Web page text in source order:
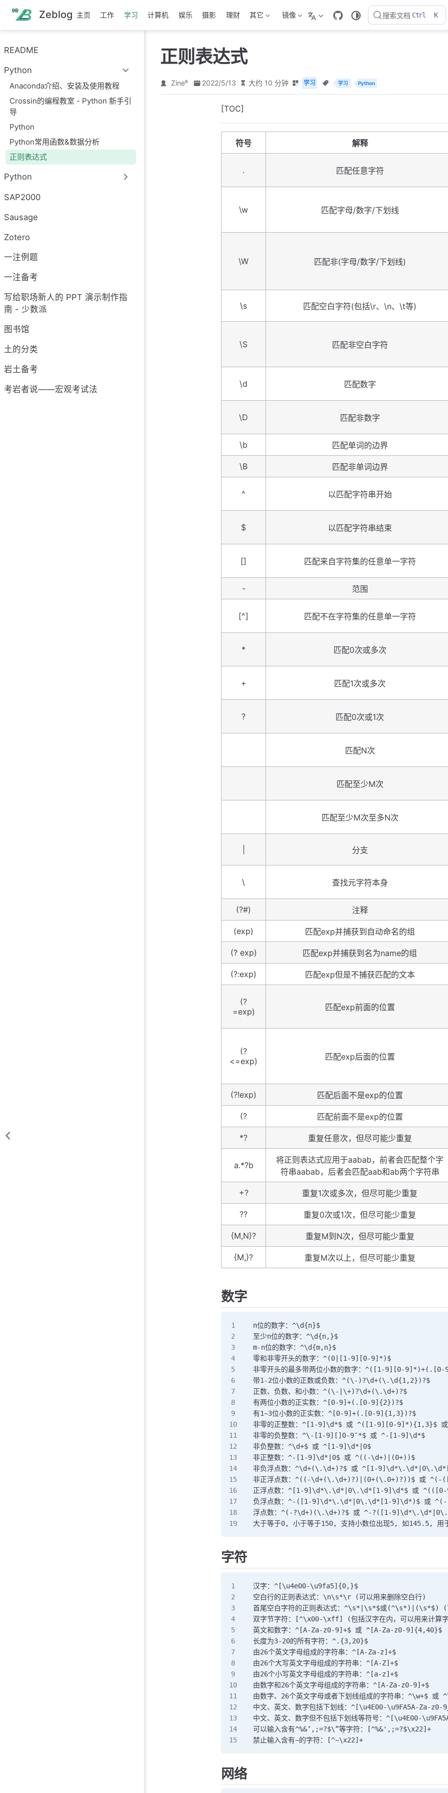
跳
至
主
內
Zeblog 主页 工作 学习 计算机 娱乐 摄影 理财 其它 镜像 搜索文档 Ctrl K
README
Python
Anaconda介绍、安装及使用教程
Crossin的编程教室 - Python 新手引
导
Python
Python常用函数&数据分析
正则表达式
Python
SAP2000
Sausage
Zotero
一注例题
一注备考
写给职场新人的 PPT 演示制作指
南 - 少数派
图书馆
土的分类
岩土备考
考岩者说——宏观考试法
正则表达式
Zine⁶ 2022/5/13 大约 10 分钟 学习 学习 Python
[TOC]
符号 解释
. 匹配任意字符
\w 匹配字母/数字/下划线
\W 匹配非(字母/数字/下划线)
\s 匹配空白字符(包括\r、\n、\t等)
\S 匹配非空白字符
\d 匹配数字
\D 匹配非数字
\b 匹配单词的边界
\B 匹配非单词边界
^ 以匹配字符串开始
$ 以匹配字符串结束
[] 匹配来自字符集的任意单一字符
- 范围
[^] 匹配不在字符集的任意单一字符
* 匹配0次或多次
+ 匹配1次或多次
? 匹配0次或1次
匹配N次
匹配至少M次
匹配至少M次至多N次
分支
\ 查找元字符本身
(?#) 注释
(exp) 匹配exp并捕获到自动命名的组
(? exp) 匹配exp并捕获到名为name的组
(?:exp) 匹配exp但是不捕获匹配的文本
(?
=exp)
匹配exp前面的位置
(?
<=exp)
匹配exp后面的位置
(?!exp) 匹配后面不是exp的位置
(? 匹配前面不是exp的位置
*? 重复任意次，但尽可能少重复
a.*?b
将正则表达式应用于aabab，前者会匹配整个字
符串aabab，后者会匹配aab和ab两个字符串
+? 重复1次或多次，但尽可能少重复
?? 重复0次或1次，但尽可能少重复
{M,N}? 重复M到N次，但尽可能少重复
{M,}? 重复M次以上，但尽可能少重复
数字
n位的数字：^\d{n}$
至少n位的数字：^\d{n,}$
m-n位的数字：^\d{m,n}$
零和非零开头的数字：^(0|[1-9][0-9]*)$
非零开头的最多带两位小数的数字：^([1-9][0-
带1-2位小数的正数或负数：^(\-)?\d+(\.\d{1,2})?$
正数、负数、和小数：^(\-|\+)?\d+(\.\d+)?$
有两位小数的正实数：^[0-9]+(.[0-9]{2})?$
有1~3位小数的正实数：^[0-9]+(.[0-9]{1,3})?$
非零的正整数：^[1-9]\d*$ 或 ^([1-9][0-9]*){1,3}$
非零的负整数：^\-[1-9][]0-9″*$ 或 ^-[1-9]\d*$
非负整数：^\d+$ 或 ^[1-9]\d*|0$
非正整数：^-[1-9]\d*|0$ 或 ^((-\d+)|(0+))$
非负浮点数：^\d+(\.\d+)?$ 或 ^[1-
非正浮点数：^((-\d+(\.\d+)?)|(0+(\.0+)?))$ 或
正浮点数：^[1-9]\d*\.\d*|0\.\d*[1-9]\d*$ 或
负浮点数：^-([1-9]\d*\.\d*|0\.\d*[1-9]\d*)$
浮点数：^(-?\d+)(\.\d+)?$ 或 ^-?([1-
大于等于0, 小于等于150, 支持小数位出现5, 如
字符
汉字：^[\u4e00-\u9fa5]{0,}$
空白行的正则表达式：\n\s*\r (可以用来删除空白行)
首尾空白字符的正则表达式：^\s*|\s*$或(^\s*)|(\s*$) (可
双字节字符：[^\x00-\xff] (包括汉字在内，可以用来计算
英文和数字：^[A-Za-z0-9]+$ 或 ^[A-Za-z0-9]{4,40}$
长度为3-20的所有字符：^.{3,20}$
由26个英文字母组成的字符串：^[A-Za-z]+$
由26个大写英文字母组成的字符串：^[A-Z]+$
由26个小写英文字母组成的字符串：^[a-z]+$
由数字和26个英文字母组成的字符串：^[A-Za-z0-9]+$
由数字、26个英文字母或者下划线组成的字符串：^\w+$
中文、英文、数字包括下划线：^[\u4E00-\u9FA5A-Za-z0-
中文、英文、数字但不包括下划线等符号：^[\u4E00-
可以输入含有^%&’,;=?$\”等字符：[^%&',;=?$\x22]+
禁止输入含有~的字符：[^~\x22]+
网络